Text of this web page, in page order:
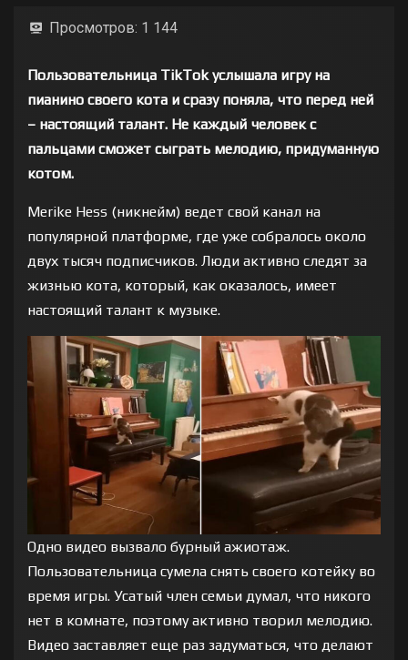
Просмотров: 1 144
Пользовательница TikTok услышала игру на
пианино своего кота и сразу поняла, что перед ней
– настоящий талант. Не каждый человек с
пальцами сможет сыграть мелодию, придуманную
котом.
Merike Hess (никнейм) ведет свой канал на
популярной платформе, где уже собралось около
двух тысяч подписчиков. Люди активно следят за
жизнью кота, который, как оказалось, имеет
настоящий талант к музыке.
Одно видео вызвало бурный ажиотаж.
Пользовательница сумела снять своего котейку во
время игры. Усатый член семьи думал, что никого
нет в комнате, поэтому активно творил мелодию.
Видео заставляет еще раз задуматься, что делают